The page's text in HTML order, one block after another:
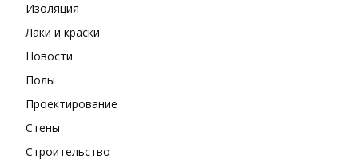
Изоляция
Лаки и краски
Новости
Полы
Проектирование
Стены
Строительство